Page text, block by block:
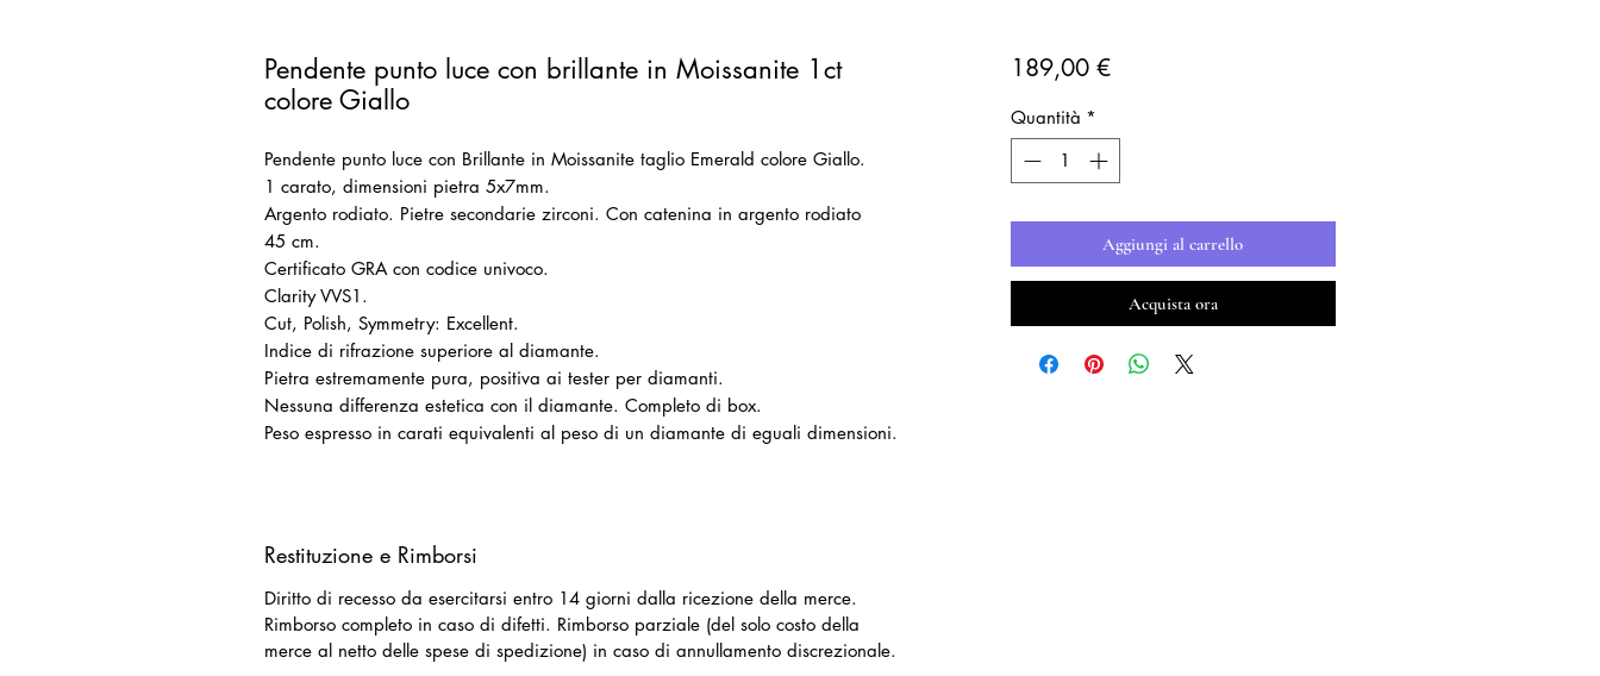
Pendente punto luce con brillante in Moissanite 1ct
colore Giallo
Pendente punto luce con Brillante in Moissanite taglio Emerald colore Giallo.
1 carato, dimensioni pietra 5x7mm.
Argento rodiato. Pietre secondarie zirconi. Con catenina in argento rodiato
45 cm.
Certificato GRA con codice univoco.
Clarity VVS1.
Cut, Polish, Symmetry: Excellent.
Indice di rifrazione superiore al diamante.
Pietra estremamente pura, positiva ai tester per diamanti.
Nessuna differenza estetica con il diamante. Completo di box.
Peso espresso in carati equivalenti al peso di un diamante di eguali dimensioni.
Restituzione e Rimborsi
Diritto di recesso da esercitarsi entro 14 giorni dalla ricezione della merce.
Rimborso completo in caso di difetti. Rimborso parziale (del solo costo della
merce al netto delle spese di spedizione) in caso di annullamento discrezionale.
189,00 €Prezzo
Quantità *
Aggiungi al carrello
Acquista ora